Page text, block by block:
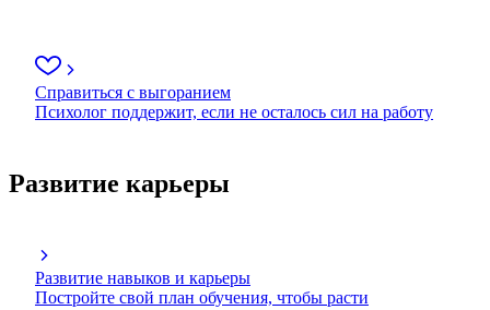
Справиться с выгоранием
Психолог поддержит, если не осталось сил на работу
Развитие карьеры
Развитие навыков и карьеры
Постройте свой план обучения, чтобы расти